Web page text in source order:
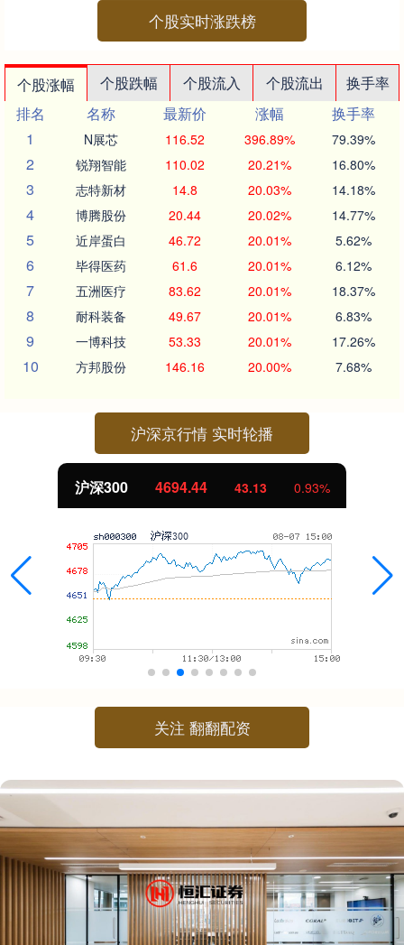
个股实时涨跌榜
个股涨幅 个股跌幅 个股流入 个股流出
换手率
排名
名称 最新价 涨幅
换手率
1
N展芯 116.52 396.89% 79.39%
2 锐翔智能 110.02 20.21% 16.80%
3 志特新材 14.8 20.03% 14.18%
4 博腾股份 20.44 20.02% 14.77%
5 近岸蛋白 46.72 20.01% 5.62%
6 毕得医药 61.6 20.01% 6.12%
7 五洲医疗 83.62 20.01% 18.37%
8 耐科装备 49.67 20.01% 6.83%
9 一博科技 53.33 20.01% 17.26%
10 方邦股份 146.16 20.00% 7.68%
沪深京行情 实时轮播
沪深300 4694.44 43.13 0.93%
关注 翻翻配资